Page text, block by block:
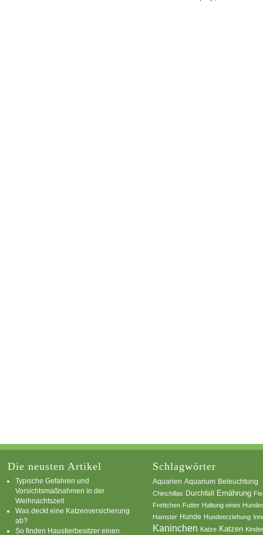
Die neusten Artikel
Typische Gefahren und
Vorsichtsmaßnahmen in der
Weihnachtszeit
Was deckt eine Katzenversicherung
ab?
So finden Haustierbesitzer einen
Schlagwörter
Aquarien Aquarium Beleuchtung
Chinchillas Durchfall Ernährung
Frettchen Futter Haltung eines
Hamster Hunde Hundeerziehung
Kaninchen Katze Katzen